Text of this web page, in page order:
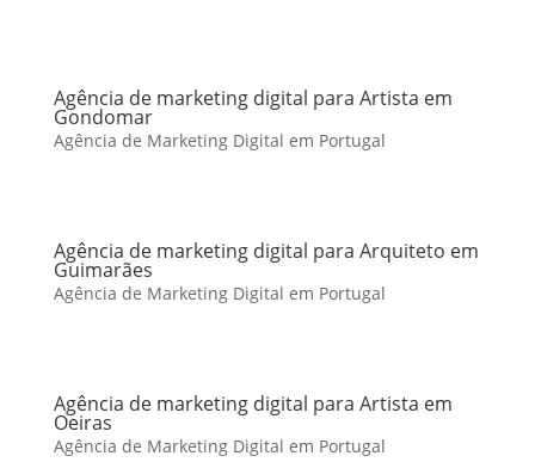
Agência de marketing digital para Artista em
Gondomar
Agência de Marketing Digital em Portugal
Agência de marketing digital para Arquiteto em
Guimarães
Agência de Marketing Digital em Portugal
Agência de marketing digital para Artista em
Oeiras
Agência de Marketing Digital em Portugal